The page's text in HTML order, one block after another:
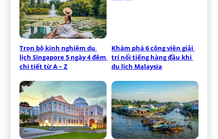
Trọn bộ kinh nghiệm du
lịch Singapore 5 ngày 4 đêm
chi tiết từ A – Z
Khám phá 6 công viên giải
trí nổi tiếng hàng đầu khi
du lịch Malaysia